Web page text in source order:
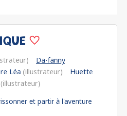
Da-fanny
Léa (illustrateur)
Huette
(illustrateur)
et partir à l'aventure